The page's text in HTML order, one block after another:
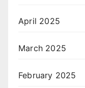
April 2025
March 2025
February 2025